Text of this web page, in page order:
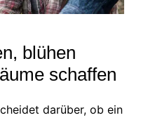
blühen
schaffen
darüber, ob ein